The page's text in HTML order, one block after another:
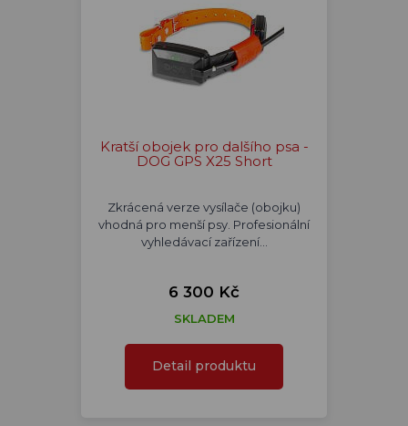
Kratší obojek pro dalšího psa -
DOG GPS X25 Short
Zkrácená verze vysílače (obojku)
vhodná pro menší psy. Profesionální
vyhledávací zařízení…
6 300 Kč
SKLADEM
Detail produktu